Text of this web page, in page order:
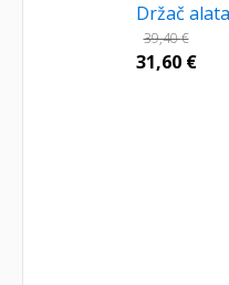
Držač
39,40€
31,60 €